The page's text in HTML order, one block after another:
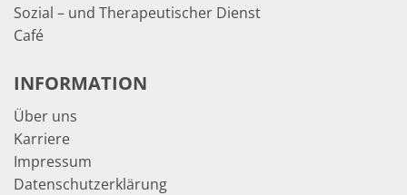
Sozial – und Therapeutischer Dienst
Café
INFORMATION
Über uns
Karriere
Impressum
Datenschutzerklärung